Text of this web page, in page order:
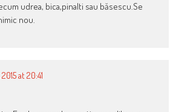
udrea, bica,pinalti sau băsescu.Se
nou.
at 20:41